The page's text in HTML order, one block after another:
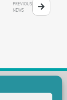
PREVIOUS
NEWS